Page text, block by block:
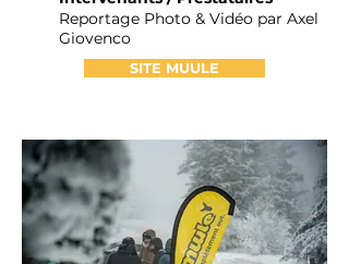
Reportage Photo & Vidéo par Axel
Giovenco
SITE MUULE